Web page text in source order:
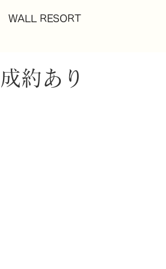
WALL RESORT
約あり